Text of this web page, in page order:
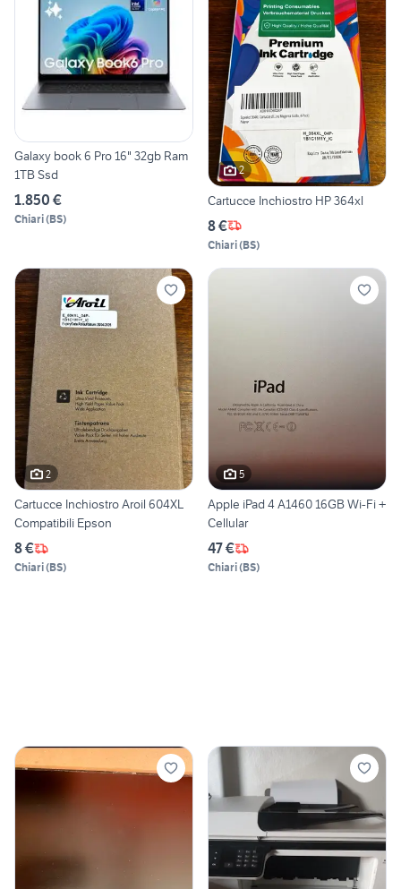
Galaxy book 6 Pro 16" 32gb Ram
1TB Ssd
1.850 €
Chiari(BS)
2
Cartucce Inchiostro HP 364xl
8 €
Chiari(BS)
2
Cartucce Inchiostro Aroil 604XL
Compatibili Epson
8 €
Chiari(BS)
5
Apple iPad 4 A1460 16GB Wi-Fi +
Cellular
47 €
Chiari(BS)